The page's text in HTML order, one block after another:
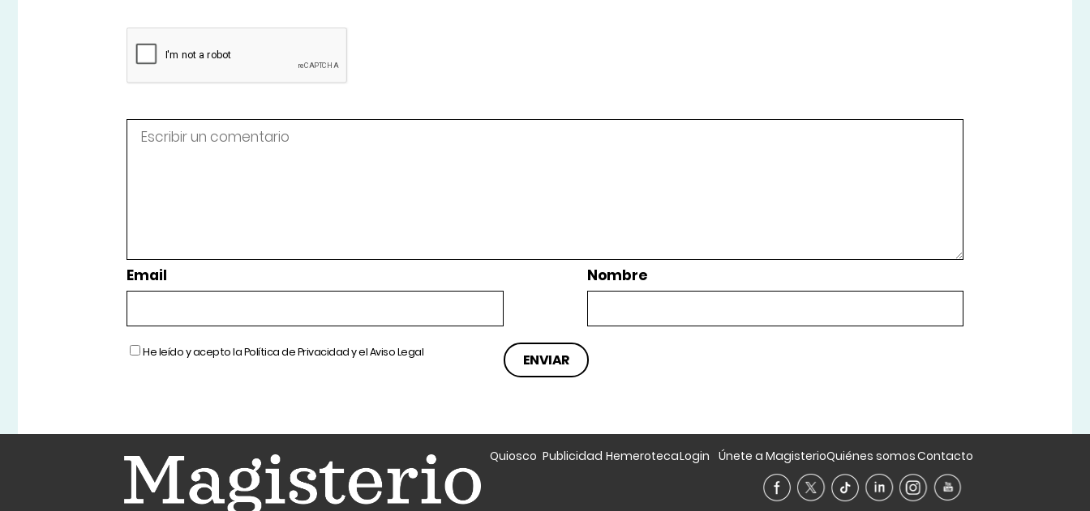
Email Nombre
He leído y acepto laPolítica de Privacidady elAviso Legal
Quiosco Publicidad HemerotecaLogin Únete a MagisterioQuiénes somosContacto